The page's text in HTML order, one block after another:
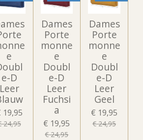
e
e-D
Leer
19,95
24,95
Dames
Porte
monne
e
Doubl
e-D
Leer
Fuchsi
a
€ 19,95
€ 24,95
Dames
Porte
monne
e
Doubl
e-D
Leer
Geel
€ 19,95
€ 24,95